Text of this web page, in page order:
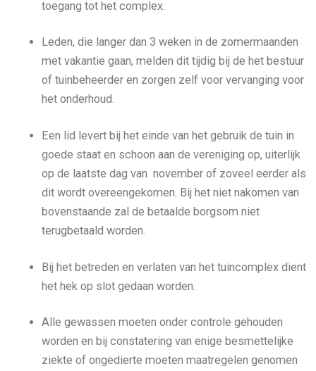
toegang tot het complex.
Leden, die langer dan 3 weken in de zomermaanden
met vakantie gaan, melden dit tijdig bij de het bestuur
of tuinbeheerder en zorgen zelf voor vervanging voor
het onderhoud.
Een lid levert bij het einde van het gebruik de tuin in
goede staat en schoon aan de vereniging op, uiterlijk
op de laatste dag van november of zoveel eerder als
dit wordt overeengekomen. Bij het niet nakomen van
bovenstaande zal de betaalde borgsom niet
terugbetaald worden.
Bij het betreden en verlaten van het tuincomplex dient
het hek op slot gedaan worden.
Alle gewassen moeten onder controle gehouden
worden en bij constatering van enige besmettelijke
ziekte of ongedierte moeten maatregelen genomen